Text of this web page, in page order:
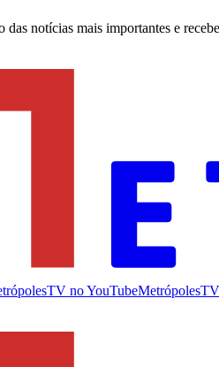
das notícias mais importantes e
noYouTubeMetrópolesTV